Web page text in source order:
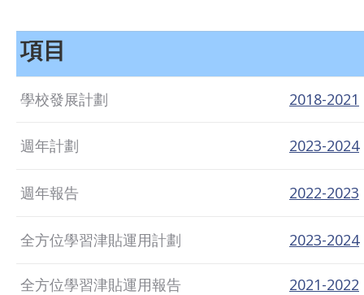
項目
學校發展計劃 2018-2021
週年計劃 2023-2024
週年報告 2022-2023
全方位學習津貼運用計劃 2023-2024
全方位學習津貼運用報告 2021-2022